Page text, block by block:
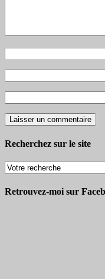
Recherchez sur le site
Retrouvez-moi sur